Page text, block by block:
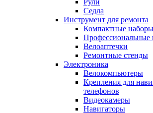
Седла
Инструмент для ремонта
Компактные
Профессиональные
Велоаптечки
Ремонтные стенды
Электроника
Велокомпьютеры
Крепления для
телефонов
Видеокамеры
Навигаторы